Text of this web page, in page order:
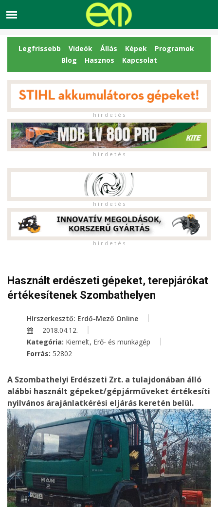
Legfrissebb Videók Állás Képek
Programok
Blog
Hasznos Kapcsolat
h i r d e t é s
h i r d e t é s
h i r d e t é s
h i r d e t é s
Használt erdészeti gépeket, terepjárókat
értékesítenek Szombathelyen
Hírszerkesztő: Erdő-Mező Online
2018.04.12.
Kategória: Kiemelt, Erő- és munkagép
Forrás: 52802
A Szombathelyi Erdészeti Zrt. a tulajdonában álló
alábbi használt gépeket/gépjárműveket értékesíti
nyilvános árajánlatkérési eljárás keretén belül.